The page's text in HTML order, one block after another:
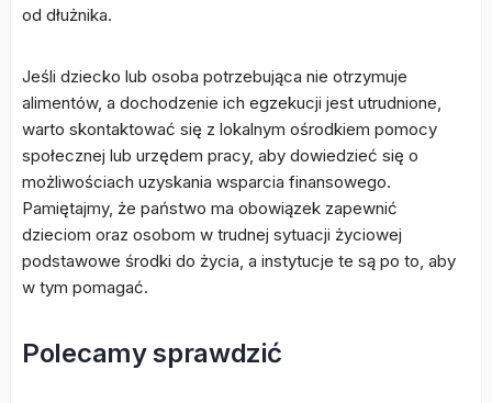
od dłużnika.
Jeśli dziecko lub osoba potrzebująca nie otrzymuje
alimentów, a dochodzenie ich egzekucji jest utrudnione,
warto skontaktować się z lokalnym ośrodkiem pomocy
społecznej lub urzędem pracy, aby dowiedzieć się o
możliwościach uzyskania wsparcia finansowego.
Pamiętajmy, że państwo ma obowiązek zapewnić
dzieciom oraz osobom w trudnej sytuacji życiowej
podstawowe środki do życia, a instytucje te są po to, aby
w tym pomagać.
Polecamy sprawdzić